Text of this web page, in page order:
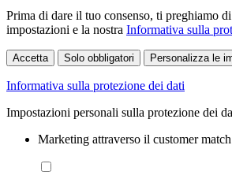
Prima di dare il tuo consenso, ti preghiamo
impostazioni e la nostra Informativa sulla
Accetta Solo obbligatori Personalizza le
Informativa sulla protezione dei dati
Impostazioni personali sulla protezione dei
Marketing attraverso il customer match